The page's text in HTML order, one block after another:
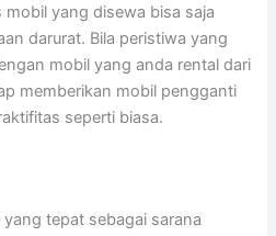
yang disewa bisa saja
darurat. Bila peristiwa yang
mobil yang anda rental dari
memberikan mobil pengganti
seperti biasa.
tepat sebagai sarana